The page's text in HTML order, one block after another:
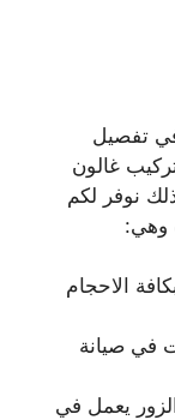
في تفصيل
غالون
نوفر لكم
وهي:
الاحجام
في صيانة
يعمل في